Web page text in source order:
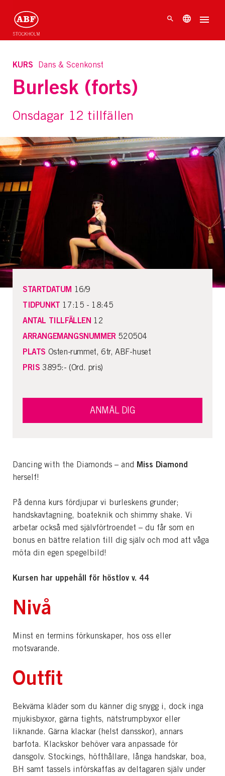
KURS Dans & Scenkonst
Burlesk (forts)
Onsdagar 12 tillfällen
Dancing with the Diamonds – and Miss Diamond
herself!
På denna kurs fördjupar vi burleskens grunder;
handskavtagning, boateknik och shimmy shake. Vi
arbetar också med självförtroendet – du får som en
bonus en bättre relation till dig själv och mod att våga
möta din egen spegelbild!
Kursen har uppehåll för höstlov v. 44
Nivå
Minst en termins förkunskaper, hos oss eller
motsvarande.
Outfit
Bekväma kläder som du känner dig snygg i, dock inga
mjukisbyxor, gärna tights, nätstrumpbyxor eller
liknande. Gärna klackar (helst dansskor), annars
barfota. Klackskor behöver vara anpassade för
dansgolv. Stockings, höfthållare, långa handskar, boa,
BH samt tassels införskaffas av deltagaren själv under
STARTDATUM 16/9
TIDPUNKT 17:15 - 18:45
ANTAL TILLFÄLLEN 12
ARRANGEMANGSNUMMER 520504
PLATS Osten-rummet, 6tr, ABF-huset
PRIS 3895:- (Ord. pris)
ANMÄL DIG